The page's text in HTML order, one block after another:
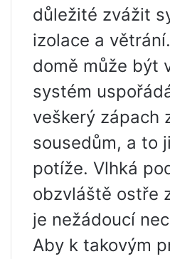
důležité zvážit
izolace a
domě může být
systém
veškerý zápach
sousedům, a to
potíže. Vlhká
obzvláště ostře
je nežádoucí
Aby k takovým